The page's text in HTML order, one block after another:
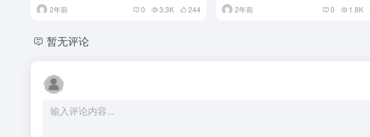
2年前 0 3.3K 244 2年前 0 1.8K
暂无评论